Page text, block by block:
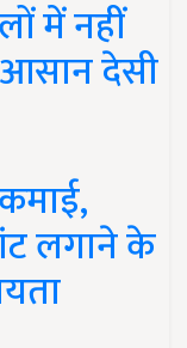
में नहीं
देसी
लगाने के